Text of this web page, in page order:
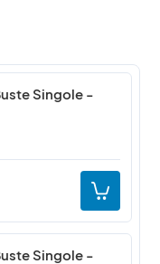
Singole -
Singole -